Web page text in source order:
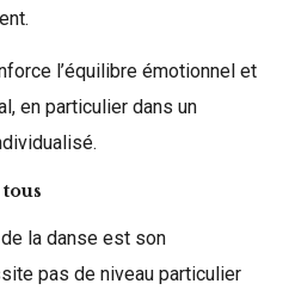
l’équilibre émotionnel et
en particulier dans un
la danse est son
pas de niveau particulier